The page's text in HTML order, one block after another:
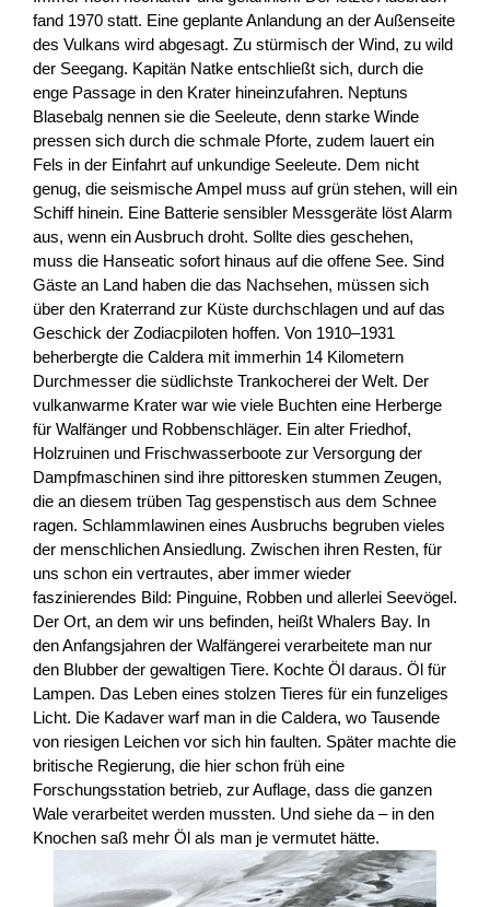
fand 1970 statt. Eine geplante Anlandung an der Außenseite
des Vulkans wird abgesagt. Zu stürmisch der Wind, zu wild
der Seegang. Kapitän Natke entschließt sich, durch die
enge Passage in den Krater hineinzufahren. Neptuns
Blasebalg nennen sie die Seeleute, denn starke Winde
pressen sich durch die schmale Pforte, zudem lauert ein
Fels in der Einfahrt auf unkundige Seeleute. Dem nicht
genug, die seismische Ampel muss auf grün stehen, will ein
Schiff hinein. Eine Batterie sensibler Messgeräte löst Alarm
aus, wenn ein Ausbruch droht. Sollte dies geschehen,
muss die Hanseatic sofort hinaus auf die offene See. Sind
Gäste an Land haben die das Nachsehen, müssen sich
über den Kraterrand zur Küste durchschlagen und auf das
Geschick der Zodiacpiloten hoffen. Von 1910–1931
beherbergte die Caldera mit immerhin 14 Kilometern
Durchmesser die südlichste Trankocherei der Welt. Der
vulkanwarme Krater war wie viele Buchten eine Herberge
für Walfänger und Robbenschläger. Ein alter Friedhof,
Holzruinen und Frischwasserboote zur Versorgung der
Dampfmaschinen sind ihre pittoresken stummen Zeugen,
die an diesem trüben Tag gespenstisch aus dem Schnee
ragen. Schlammlawinen eines Ausbruchs begruben vieles
der menschlichen Ansiedlung. Zwischen ihren Resten, für
uns schon ein vertrautes, aber immer wieder
faszinierendes Bild: Pinguine, Robben und allerlei Seevögel.
Der Ort, an dem wir uns befinden, heißt Whalers Bay. In
den Anfangsjahren der Walfängerei verarbeitete man nur
den Blubber der gewaltigen Tiere. Kochte Öl daraus. Öl für
Lampen. Das Leben eines stolzen Tieres für ein funzeliges
Licht. Die Kadaver warf man in die Caldera, wo Tausende
von riesigen Leichen vor sich hin faulten. Später machte die
britische Regierung, die hier schon früh eine
Forschungsstation betrieb, zur Auflage, dass die ganzen
Wale verarbeitet werden mussten. Und siehe da – in den
Knochen saß mehr Öl als man je vermutet hätte.